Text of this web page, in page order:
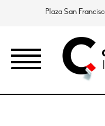
Plaza San